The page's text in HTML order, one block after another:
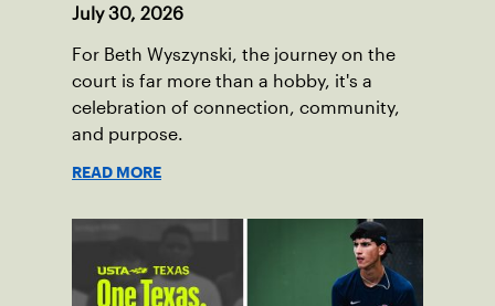
July 30, 2026
For Beth Wyszynski, the journey on the
court is far more than a hobby, it's a
celebration of connection, community,
and purpose.
READ MORE